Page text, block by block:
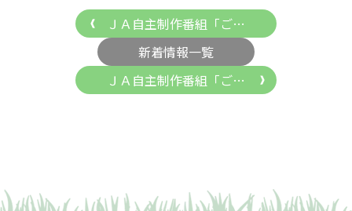
ＪＡ自主制作番組「ご…
新着情報一覧
ＪＡ自主制作番組「ご…